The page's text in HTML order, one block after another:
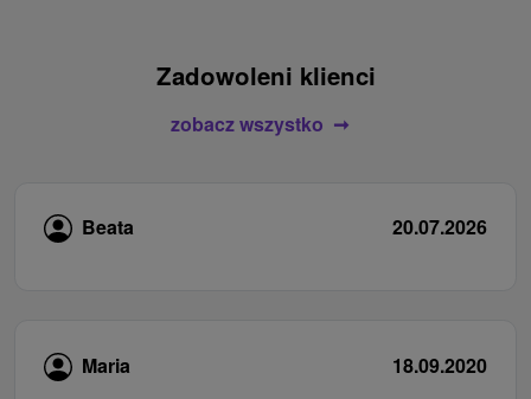
Zadowoleni klienci
zobacz wszystko
Beata 20.07.2026
Maria
18.09.2020